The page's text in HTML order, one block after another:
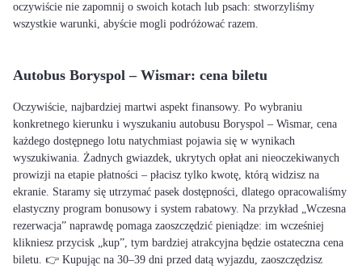
oczywiście nie zapomnij o swoich kotach lub psach: stworzyliśmy
wszystkie warunki, abyście mogli podróżować razem.
Autobus Boryspol – Wismar: cena biletu
Oczywiście, najbardziej martwi aspekt finansowy. Po wybraniu
konkretnego kierunku i wyszukaniu autobusu Boryspol – Wismar, cena
każdego dostępnego lotu natychmiast pojawia się w wynikach
wyszukiwania. Żadnych gwiazdek, ukrytych opłat ani nieoczekiwanych
prowizji na etapie płatności – płacisz tylko kwotę, którą widzisz na
ekranie. Staramy się utrzymać pasek dostępności, dlatego opracowaliśmy
elastyczny program bonusowy i system rabatowy. Na przykład „Wczesna
rezerwacja” naprawdę pomaga zaoszczędzić pieniądze: im wcześniej
klikniesz przycisk „kup”, tym bardziej atrakcyjna będzie ostateczna cena
biletu. 👉 Kupując na 30–39 dni przed datą wyjazdu, zaoszczędzisz